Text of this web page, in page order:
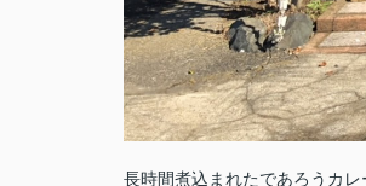
長時間煮込まれたであろうカ